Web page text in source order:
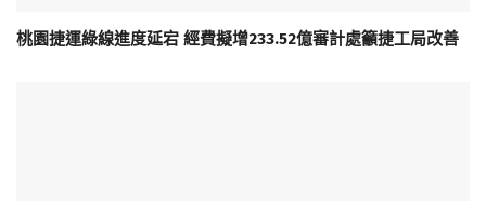
桃園捷運綠線進度延宕 經費擬增233.52億審計處籲捷工局改善